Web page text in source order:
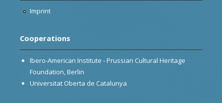
Imprint
Cooperations
Ibero-American Institute - Prussian Cultural Heritage
Foundation, Berlin
Universitat Oberta de Catalunya